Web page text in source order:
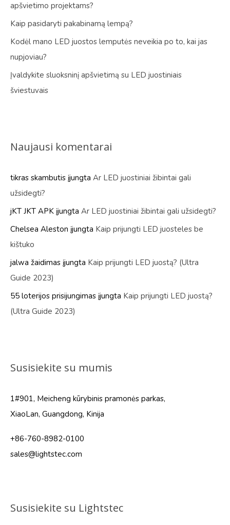
apšvietimo projektams?
Kaip pasidaryti pakabinamą lempą?
Kodėl mano LED juostos lemputės neveikia po to, kai jas
nupjoviau?
Įvaldykite sluoksninį apšvietimą su LED juostiniais
šviestuvais
Naujausi komentarai
tikras skambutis įjungta Ar LED juostiniai žibintai gali
užsidegti?
jKT JKT APK įjungta Ar LED juostiniai žibintai gali užsidegti?
Chelsea Aleston įjungta Kaip prijungti LED juosteles be
kištuko
jalwa žaidimas įjungta Kaip prijungti LED juostą? (Ultra
Guide 2023)
55 loterijos prisijungimas įjungta Kaip prijungti LED juostą?
(Ultra Guide 2023)
Susisiekite su mumis
1#901, Meicheng kūrybinis pramonės parkas,
XiaoLan, Guangdong, Kinija
+86-760-8982-0100
sales@lightstec.com
Susisiekite su Lightstec